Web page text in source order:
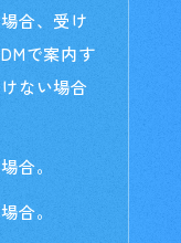
合、受け
で案内す
ない場合
合。
合。